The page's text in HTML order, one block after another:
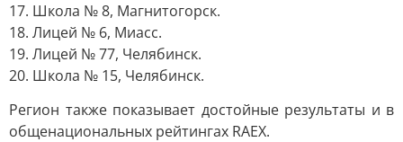
17. Школа № 8, Магнитогорск.
18. Лицей № 6, Миасс.
19. Лицей № 77, Челябинск.
20. Школа № 15, Челябинск.
Регион также показывает достойные результаты и в
общенациональных рейтингах RAEX.